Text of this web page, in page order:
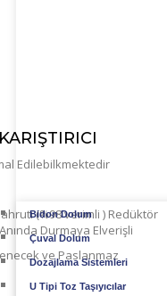
Bidon Dolum
Çuval Dolum
Dozajlama Sistemleri
U Tipi Toz Taşıyıcılar
Edilebilkmektedir
(%98 verimli ) Redüktör
Durmaya Elverişli
ve Paslanmaz